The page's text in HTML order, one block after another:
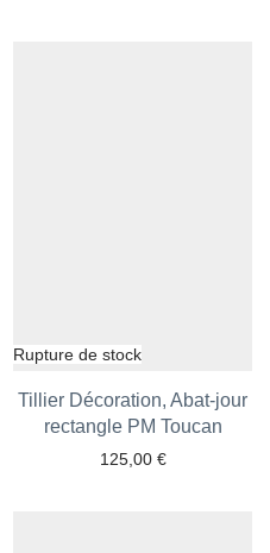
Tillier Décoration, Abat-jour
rectangle PM Toucan
125,00 €
Ajouter aux favoris